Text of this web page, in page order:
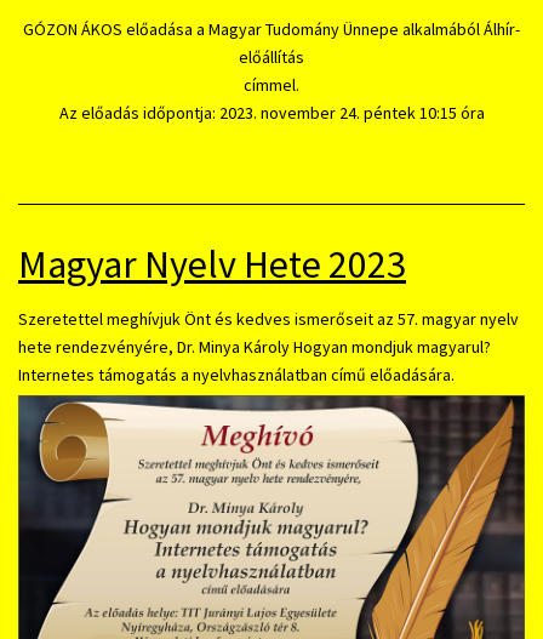
GÓZON ÁKOS előadása a Magyar Tudomány Ünnepe alkalmából Álhír-
előállítás
címmel.
Az előadás időpontja: 2023. november 24. péntek 10:15 óra
Magyar Nyelv Hete 2023
Szeretettel meghívjuk Önt és kedves ismerőseit az 57. magyar nyelv
hete rendezvényére, Dr. Minya Károly Hogyan mondjuk magyarul?
Internetes támogatás a nyelvhasználatban című előadására.